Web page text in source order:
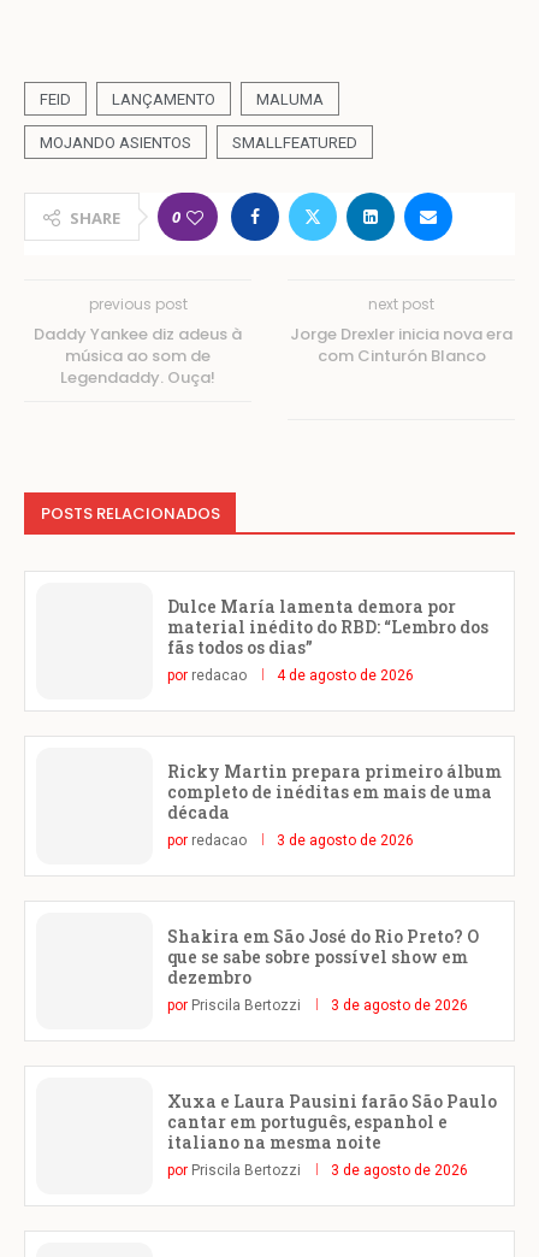
FEID LANÇAMENTO MALUMA
MOJANDO ASIENTOS SMALLFEATURED
SHARE 0
previous post
Daddy Yankee diz adeus à
música ao som de
Legendaddy. Ouça!
next post
Jorge Drexler inicia nova era
com Cinturón Blanco
POSTS RELACIONADOS
Dulce María lamenta demora por
material inédito do RBD: “Lembro dos
fãs todos os dias”
por redacao 4 de agosto de 2026
Ricky Martin prepara primeiro álbum
completo de inéditas em mais de uma
década
por redacao 3 de agosto de 2026
Shakira em São José do Rio Preto? O
que se sabe sobre possível show em
dezembro
por Priscila Bertozzi 3 de agosto de 2026
Xuxa e Laura Pausini farão São Paulo
cantar em português, espanhol e
italiano na mesma noite
por Priscila Bertozzi 3 de agosto de 2026